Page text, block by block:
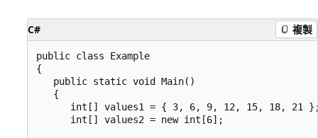
C# 複製
public class Example
{
   public static void Main()
   {
int[] values1 = { 3, 6, 9, 12, 15, 18, 21
      int[] values2 = new int[6];